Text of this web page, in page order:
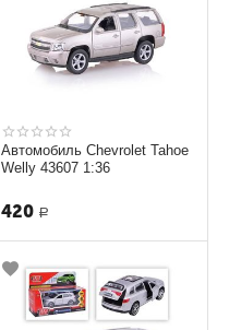
Автомобиль Chevrolet Tahoe
Welly 43607 1:36
420 Р